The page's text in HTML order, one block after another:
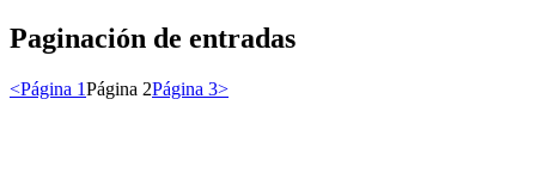
Paginación de entradas
<Página 1Página 2Página 3>